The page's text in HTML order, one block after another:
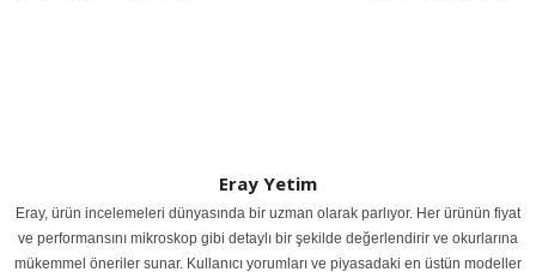
Eray Yetim
Eray, ürün incelemeleri dünyasında bir uzman olarak parlıyor. Her ürünün fiyat
ve performansını mikroskop gibi detaylı bir şekilde değerlendirir ve okurlarına
mükemmel öneriler sunar. Kullanıcı yorumları ve piyasadaki en üstün modeller